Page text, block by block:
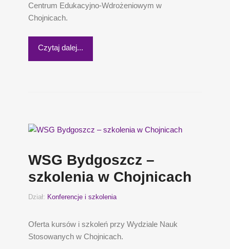
Centrum Edukacyjno-Wdrożeniowym w
Chojnicach.
Czytaj dalej...
WSG Bydgoszcz –
szkolenia w Chojnicach
Dział: Konferencje i szkolenia
Oferta kursów i szkoleń przy Wydziale Nauk
Stosowanych w Chojnicach.